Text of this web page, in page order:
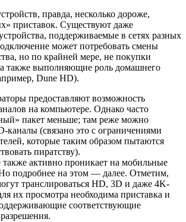
правда, несколько дороже,
приставок. Существуют даже
поддерживаемые в сетях разных
может потребовать смены
но по крайней мере, не покупки
а также выполняющие роль домашнего
Dune HD).
предоставляют возможность
на компьютере. Однако часто
пакет меньше; там реже можно
каналы (связано это с ограничениями
которые таким образом пытаются
пиратству).
также активно проникает на мобильные
подробнее на этом — далее. Отметим,
транслироваться HD, 3D и даже 4K-
их просмотра необходима приставка и
соответствующие